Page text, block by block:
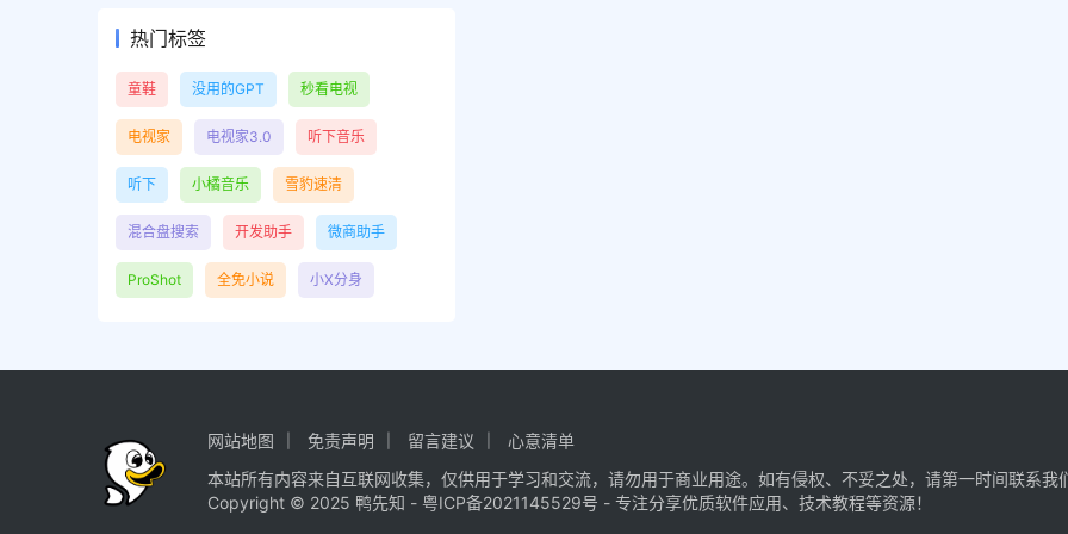
热门标签
童鞋 没用的GPT 秒看电视
电视家 电视家3.0 听下音乐
听下 小橘音乐 雪豹速清
混合盘搜索 开发助手 微商助手
ProShot 全免小说 小X分身
网站地图 免责声明 留言建议
心意清单
本站所有内容来自互联网收集，仅供用于学习和交流，请勿用于商业用途。如有侵权、不妥之处，请第一时间联系我
Copyright © 2025 鸭先知 -粤ICP备2021145529号 - 专注分享优质软件应用、技术教程等资源！